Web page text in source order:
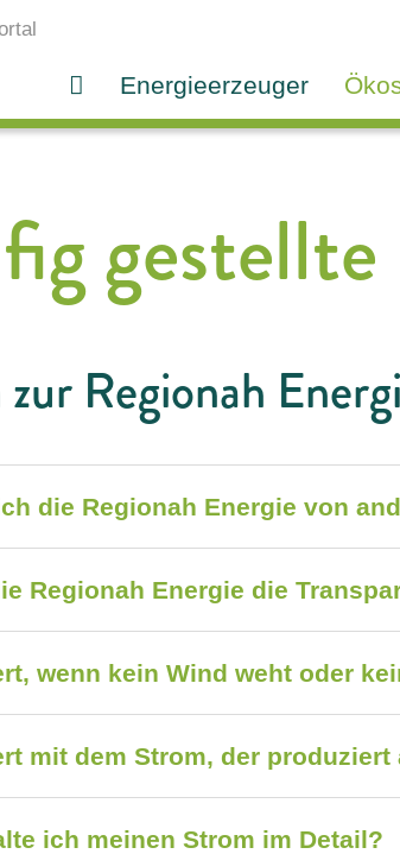
Energieerzeuger
gestellte
Regionah
die Regionah Energie von
Regionah Energie die
wenn kein Wind weht oder
mit dem Strom, der
ich meinen Strom im Detail?